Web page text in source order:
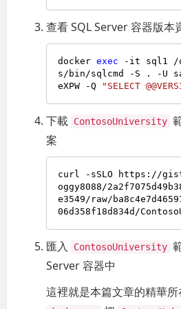
查看 SQL Server 容器版本
docker exec -it sql1 /
s/bin/sqlcmd -S . -U sa
eXPW -Q
"SELECT
下載 ContosoUniversity
案
curl -sSLO https://
oggy8088/
e3549/raw/
匯入 ContosoUniversity
Server 容器中
這裡就是本篇文章的精華